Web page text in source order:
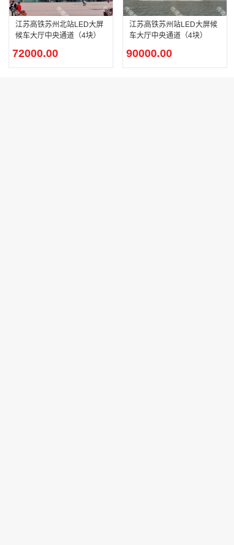
江苏高铁苏州北站LED大屏
候车大厅中央通道（4块）
72000.00
江苏高铁苏州站LED大屏候
车大厅中央通道（4块）
90000.00